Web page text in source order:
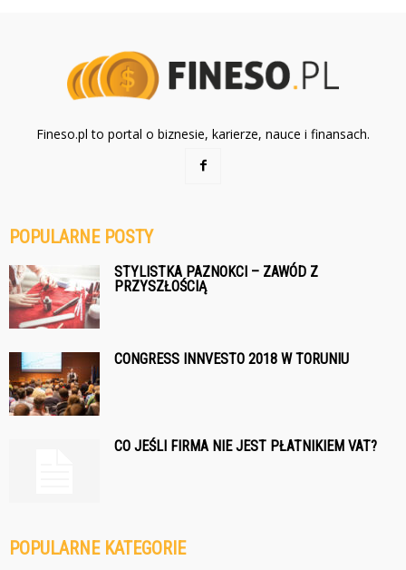
Fineso.pl to portal o biznesie, karierze, nauce i finansach.
POPULARNE POSTY
STYLISTKA PAZNOKCI – ZAWÓD Z
PRZYSZŁOŚCIĄ
CONGRESS INNVESTO 2018 W TORUNIU
CO JEŚLI FIRMA NIE JEST PŁATNIKIEM VAT?
POPULARNE KATEGORIE